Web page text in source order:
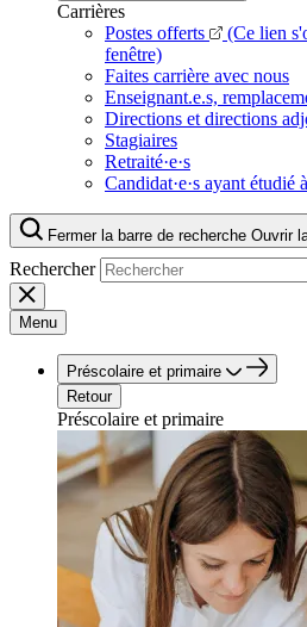
Carrières
Postes offerts
(Ce lien
fenêtre)
Faites carrière avec nous
Enseignant.e.s,
Directions et directions
Stagiaires
Retraité·e·s
Candidat·e·s ayant étudié
Fermer la barre de recherche Ouvrir
Rechercher
Menu
Préscolaire et primaire
Retour
Préscolaire et primaire